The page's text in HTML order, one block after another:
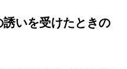
いを受けたときの